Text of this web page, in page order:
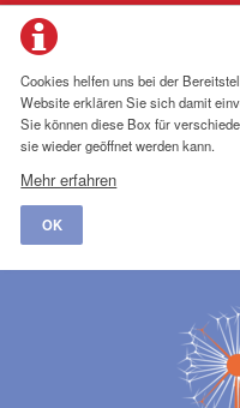
Cookies helfen uns bei der
Website erklären Sie sich damit
Sie können diese Box für
sie wieder geöffnet werden kann.
Mehr erfahren
OK